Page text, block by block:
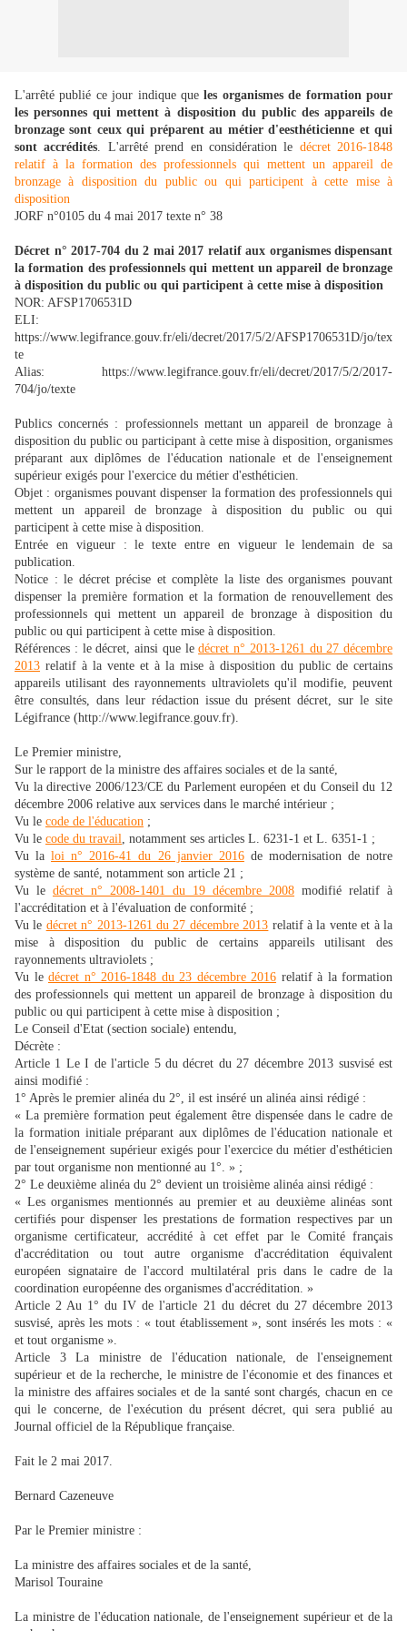
L'arrêté publié ce jour indique queles organismes de formation pour
les personnes qui mettent à disposition du public des appareils de
bronzage sont ceux qui préparent au métier d'eesthéticienne et qui
sont accrédités. L'arrêté prend en considération le décret 2016-1848
relatif à la formation des professionnels qui mettent un appareil de
bronzage à disposition du public ou qui participent à cette mise à
disposition
JORF n°0105 du 4 mai 2017 texte n° 38
Décret n° 2017-704 du 2 mai 2017 relatif aux organismes dispensant
la formation des professionnels qui mettent un appareil de bronzage
à disposition du public ou qui participent à cette mise à disposition
NOR: AFSP1706531D
ELI:
https://www.legifrance.gouv.fr/eli/decret/2017/5/2/AFSP1706531D/jo/tex
te
Alias: https://www.legifrance.gouv.fr/eli/decret/2017/5/2/2017-
704/jo/texte
Publics concernés : professionnels mettant un appareil de bronzage à
disposition du public ou participant à cette mise à disposition, organismes
préparant aux diplômes de l'éducation nationale et de l'enseignement
supérieur exigés pour l'exercice du métier d'esthéticien.
Objet : organismes pouvant dispenser la formation des professionnels qui
mettent un appareil de bronzage à disposition du public ou qui
participent à cette mise à disposition.
Entrée en vigueur : le texte entre en vigueur le lendemain de sa
publication.
Notice : le décret précise et complète la liste des organismes pouvant
dispenser la première formation et la formation de renouvellement des
professionnels qui mettent un appareil de bronzage à disposition du
public ou qui participent à cette mise à disposition.
Références : le décret, ainsi que ledécret n° 2013-1261 du 27 décembre
2013 relatif à la vente et à la mise à disposition du public de certains
appareils utilisant des rayonnements ultraviolets qu'il modifie, peuvent
être consultés, dans leur rédaction issue du présent décret, sur le site
Légifrance (http://www.legifrance.gouv.fr).
Le Premier ministre,
Sur le rapport de la ministre des affaires sociales et de la santé,
Vu la directive 2006/123/CE du Parlement européen et du Conseil du 12
décembre 2006 relative aux services dans le marché intérieur ;
Vu le code de l'éducation ;
Vu le code du travail, notamment ses articles L. 6231-1 et L. 6351-1 ;
Vu laloi n° 2016-41 du 26 janvier 2016de modernisation de notre
système de santé, notamment son article 21 ;
Vu le décret n° 2008-1401 du 19 décembre 2008 modifié relatif à
l'accréditation et à l'évaluation de conformité ;
Vu le décret n° 2013-1261 du 27 décembre 2013 relatif à la vente et à la
mise à disposition du public de certains appareils utilisant des
rayonnements ultraviolets ;
Vu le décret n° 2016-1848 du 23 décembre 2016 relatif à la formation
des professionnels qui mettent un appareil de bronzage à disposition du
public ou qui participent à cette mise à disposition ;
Le Conseil d'Etat (section sociale) entendu,
Décrète :
Article 1 Le I de l'article 5 du décret du 27 décembre 2013 susvisé est
ainsi modifié :
1° Après le premier alinéa du 2°, il est inséré un alinéa ainsi rédigé :
« La première formation peut également être dispensée dans le cadre de
la formation initiale préparant aux diplômes de l'éducation nationale et
de l'enseignement supérieur exigés pour l'exercice du métier d'esthéticien
par tout organisme non mentionné au 1°. » ;
2° Le deuxième alinéa du 2° devient un troisième alinéa ainsi rédigé :
« Les organismes mentionnés au premier et au deuxième alinéas sont
certifiés pour dispenser les prestations de formation respectives par un
organisme certificateur, accrédité à cet effet par le Comité français
d'accréditation ou tout autre organisme d'accréditation équivalent
européen signataire de l'accord multilatéral pris dans le cadre de la
coordination européenne des organismes d'accréditation. »
Article 2 Au 1° du IV de l'article 21 du décret du 27 décembre 2013
susvisé, après les mots : « tout établissement », sont insérés les mots : «
et tout organisme ».
Article 3 La ministre de l'éducation nationale, de l'enseignement
supérieur et de la recherche, le ministre de l'économie et des finances et
la ministre des affaires sociales et de la santé sont chargés, chacun en ce
qui le concerne, de l'exécution du présent décret, qui sera publié au
Journal officiel de la République française.
Fait le 2 mai 2017.
Bernard Cazeneuve
Par le Premier ministre :
La ministre des affaires sociales et de la santé,
Marisol Touraine
La ministre de l'éducation nationale, de l'enseignement supérieur et de la